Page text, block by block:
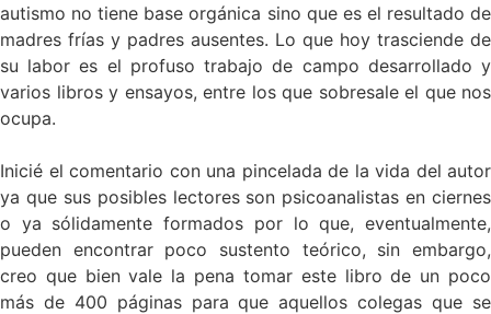
autismo no tiene base orgánica sino que es el resultado de
madres frías y padres ausentes. Lo que hoy trasciende de
su labor es el profuso trabajo de campo desarrollado y
varios libros y ensayos, entre los que sobresale el que nos
ocupa.
Inicié el comentario con una pincelada de la vida del autor
ya que sus posibles lectores son psicoanalistas en ciernes
o ya sólidamente formados por lo que, eventualmente,
pueden encontrar poco sustento teórico, sin embargo,
creo que bien vale la pena tomar este libro de un poco
más de 400 páginas para que aquellos colegas que se